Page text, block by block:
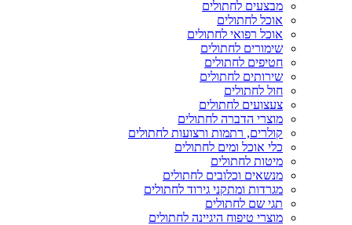
מבצעים לחתולים
אוכל לחתולים
אוכל רפואי לחתולים
שימורים לחתולים
חטיפים לחתולים
שירותים לחתולים
חול לחתולים
צעצועים לחתולים
מוצרי הדברה לחתולים
קולרים, רתמות ורצועות לחתולים
כלי אוכל ומים לחתולים
מיטות לחתולים
מנשאים וכלובים לחתולים
מגרדות ומתקני גירוד לחתולים
תגי שם לחתולים
מוצרי טיפוח היגיינה לחתולים